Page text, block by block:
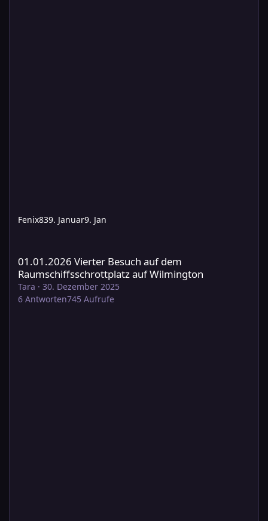
Fenix839. Januar9. Jan
01.01.2026 Vierter Besuch auf dem
Raumschiffsschrottplatz auf Wilmington
Tara · 30. Dezember 2025
6 Antworten745 Aufrufe